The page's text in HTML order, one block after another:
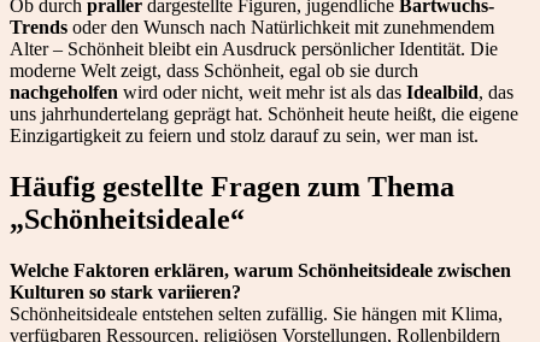
Ob durch praller dargestellte Figuren, jugendliche Bartwuchs-
Trends oder den Wunsch nach Natürlichkeit mit zunehmendem
Alter – Schönheit bleibt ein Ausdruck persönlicher Identität. Die
moderne Welt zeigt, dass Schönheit, egal ob sie durch
nachgeholfen wird oder nicht, weit mehr ist als das Idealbild, das
uns jahrhundertelang geprägt hat. Schönheit heute heißt, die eigene
Einzigartigkeit zu feiern und stolz darauf zu sein, wer man ist.
Häufig gestellte Fragen zum Thema
„Schönheitsideale“
Welche Faktoren erklären, warum Schönheitsideale zwischen
Kulturen so stark variieren?
Schönheitsideale entstehen selten zufällig. Sie hängen mit Klima,
verfügbaren Ressourcen, religiösen Vorstellungen, Rollenbildern